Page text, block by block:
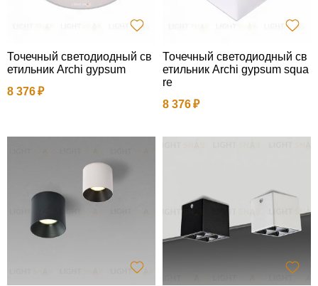
Точечный светодиодный св
етильник Archi gypsum
8 376
Точечный светодиодный св
етильник Archi gypsum squa
re
8 376